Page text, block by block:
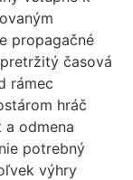
propagačné
časová
rámec
hráč
odmena
potrebný
výhry